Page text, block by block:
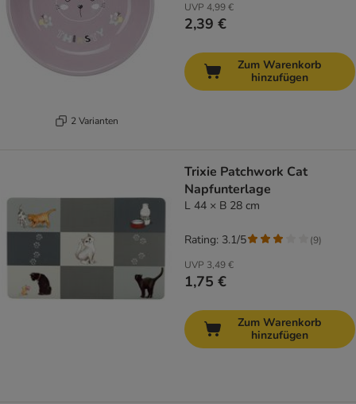
2 Varianten
UVP 4,99 €
2,39 €
Zum Warenkorb
hinzufügen
Trixie Patchwork Cat
Napfunterlage
L 44 × B 28 cm
UVP 3,49 €
1,75 €
Rating: 3.1/5 (9)
Zum Warenkorb
hinzufügen